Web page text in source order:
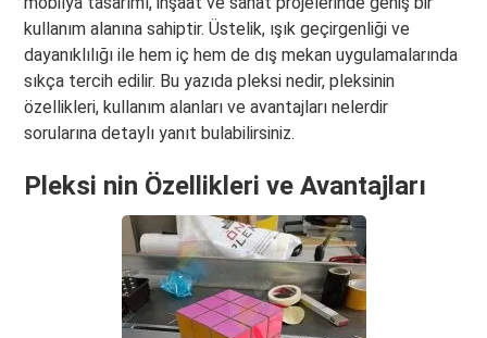
kullanım alanına sahiptir. Üstelik, ışık geçirgenliği ve
dayanıklılığı ile hem iç hem de dış mekan uygulamalarında
sıkça tercih edilir. Bu yazıda pleksi nedir, pleksinin
özellikleri, kullanım alanları ve avantajları nelerdir
sorularına detaylı yanıt bulabilirsiniz.
Pleksi nin Özellikleri ve Avantajları